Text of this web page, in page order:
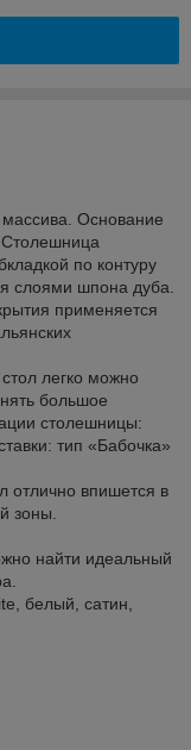
Основание
Столешница
по контуру
слоями шпона дуба.
применяется
легко можно
большое
столешницы:
тип «Бабочка»
отлично впишется в
зоны.
найти идеальный
белый, сатин,